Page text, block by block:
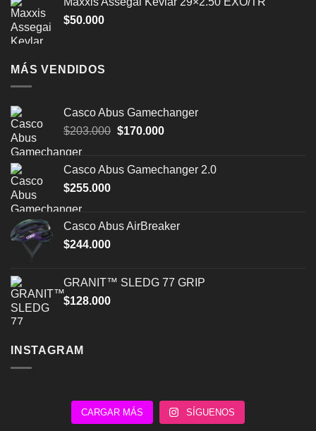
$50.000
MÁS VENDIDOS
Casco Abus Gamechanger
$203.000 El
era:
$170.000El
es:
Casco Abus Gamechanger 2.0
$255.000
Casco Abus AirBreaker
$244.000
GRANIT™ SLEDG 77 GRIP
$128.000
INSTAGRAM
CARGAR MÁS SÍGUENOS